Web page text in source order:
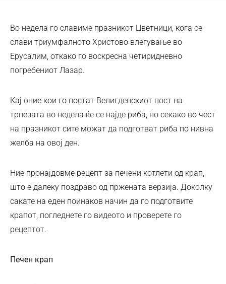
Во недела го славиме празникот Цветници, кога се
слави триумфалното Христово влегување во
Ерусалим, откако го воскресна четиридневно
погребениот Лазар.
Кај оние кои го постат Велигденскиот пост на
трпезата во недела ќе се најде риба, но секако во чест
на празникот сите можат да подготват риба по нивна
желба на овој ден.
Ние пронајдовме рецепт за печени котлети од крап,
што е далеку поздраво од пржената верзија. Доколку
сакате на еден поинаков начин да го подготвите
крапот, погледнете го видеото и проверете го
рецептот.
Печен крап